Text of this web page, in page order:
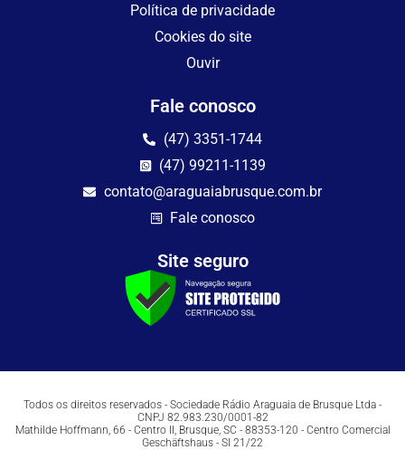
Política de privacidade
Cookies do site
Ouvir
Fale conosco
(47) 3351-1744
(47) 99211-1139
contato@araguaiabrusque.com.br
Fale conosco
Site seguro
Todos os direitos reservados - Sociedade Rádio Araguaia de Brusque Ltda -
CNPJ 82.983.230/0001-82
Mathilde Hoffmann, 66 - Centro II, Brusque, SC - 88353-120 - Centro Comercial
Geschäftshaus - Sl 21/22